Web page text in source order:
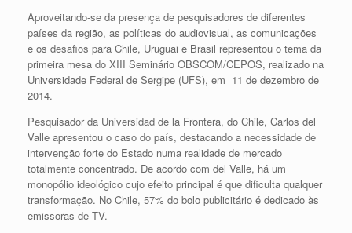
Aproveitando-se da presença de pesquisadores de diferentes
países da região, as políticas do audiovisual, as comunicações
e os desafios para Chile, Uruguai e Brasil representou o tema da
primeira mesa do XIII Seminário OBSCOM/CEPOS, realizado na
Universidade Federal de Sergipe (UFS), em 11 de dezembro de
2014.
Pesquisador da Universidad de la Frontera, do Chile, Carlos del
Valle apresentou o caso do país, destacando a necessidade de
intervenção forte do Estado numa realidade de mercado
totalmente concentrado. De acordo com del Valle, há um
monopólio ideológico cujo efeito principal é que dificulta qualquer
transformação. No Chile, 57% do bolo publicitário é dedicado às
emissoras de TV.